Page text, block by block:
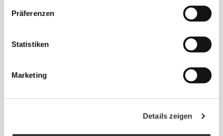
Präferenzen
Statistiken
Marketing
Details zeigen
2000g
Spirulina 3000 mg 360 tabs